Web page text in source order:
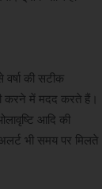
की सटीक
करने में मदद करते हैं।
आदि की
भी समय पर मिलते